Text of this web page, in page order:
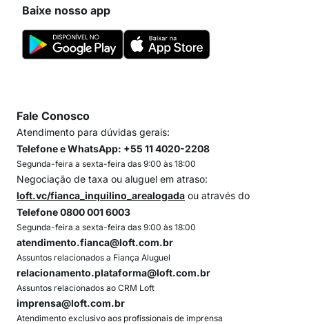
Baixe nosso app
Fale Conosco
Atendimento para dúvidas gerais:
Telefone e WhatsApp: +55 11 4020-2208
Segunda-feira a sexta-feira das 9:00 às 18:00
Negociação de taxa ou aluguel em atraso:
loft.vc/fianca_inquilino_arealogada ou através do
Telefone 0800 001 6003
Segunda-feira a sexta-feira das 9:00 às 18:00
atendimento.fianca@loft.com.br
Assuntos relacionados a Fiança Aluguel
relacionamento.plataforma@loft.com.br
Assuntos relacionados ao CRM Loft
imprensa@loft.com.br
Atendimento exclusivo aos profissionais de imprensa